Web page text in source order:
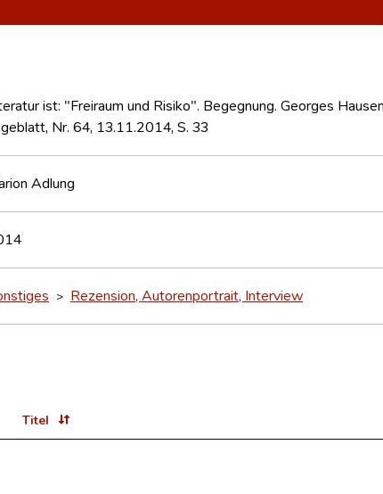
ist: "Freiraum und Risiko". Begegnung. Georges
Nr. 64, 13.11.2014, S. 33
Adlung
> Rezension, Autorenportrait, Interview
Titel